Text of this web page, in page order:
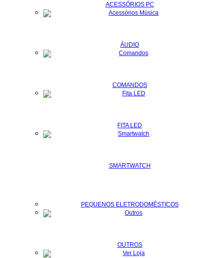
ACESSÓRIOS PC
ÁUDIO
COMANDOS
FITA LED
SMARTWATCH
PEQUENOS ELETRODOMÉSTICOS
OUTROS